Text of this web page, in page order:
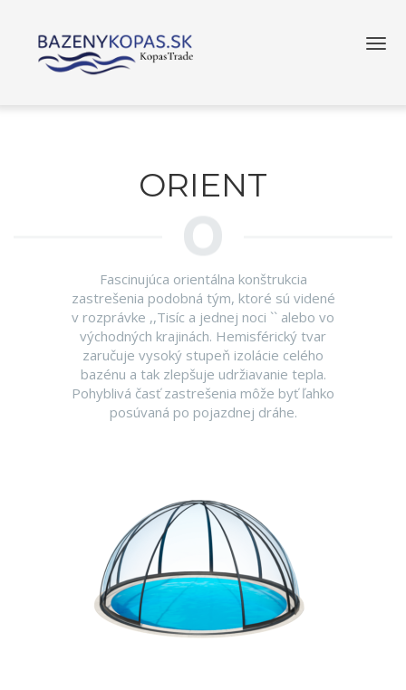
ORIENT
Fascinujúca orientálna konštrukcia
zastrešenia podobná tým, ktoré sú videné
v rozprávke ,,Tisíc a jednej noci `` alebo vo
východných krajinách. Hemisférický tvar
zaručuje vysoký stupeň izolácie celého
bazénu a tak zlepšuje udržiavanie tepla.
Pohyblivá časť zastrešenia môže byť ľahko
posúvaná po pojazdnej dráhe.